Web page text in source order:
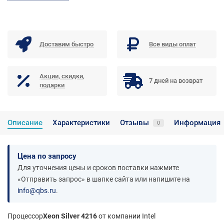
Доставим быстро Все виды оплат
Акции, скидки,
подарки
7 дней на возврат
Описание Характеристики Отзывы 0 Информация
Цена по запросу
Для уточнения цены и сроков поставки нажмите
«Отправить запрос» в шапке сайта или напишите на
info@qbs.ru.
ПроцессорXeon Silver 4216от компании Intel